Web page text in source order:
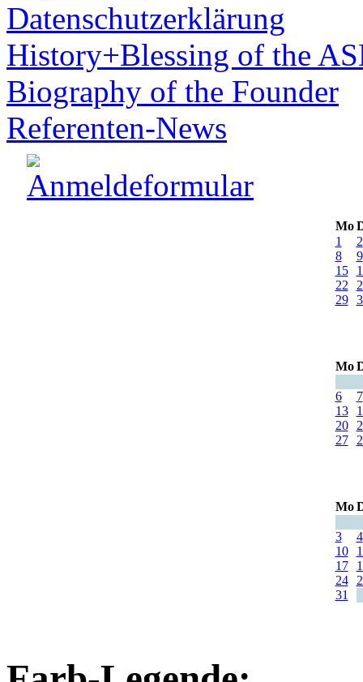
Datenschutzerklärung
History+Blessing of the
Biography of the Founder
Referenten-News
Mo
1
2
8
9
15
22
29
Mo
6
7
13
20
27
Mo
3
4
10
17
24
31